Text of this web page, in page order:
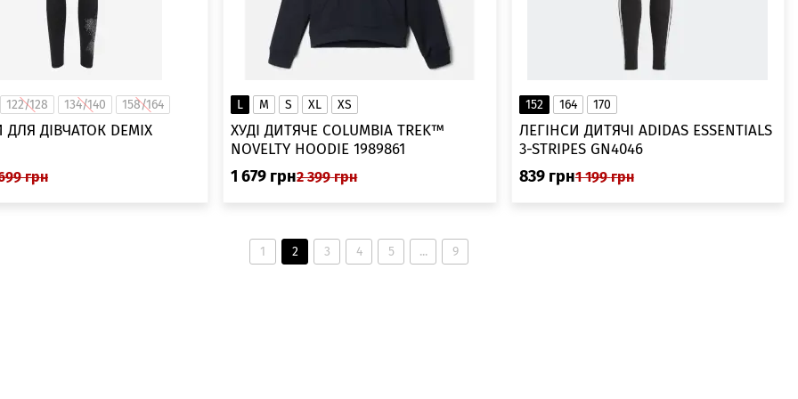
122/128 134/140 158/164
ДЛЯ ДІВЧАТОК DEMIX
грн
L M S XL XS
ХУДІ ДИТЯЧЕ COLUMBIA TREK™
NOVELTY HOODIE 1989861
1 679 грн2 399 грн
152 164 170
ЛЕГІНСИ ДИТЯЧІ ADIDAS ESSENTIALS
3-STRIPES GN4046
839 грн1 199 грн
1 2 3 4 5 ... 9